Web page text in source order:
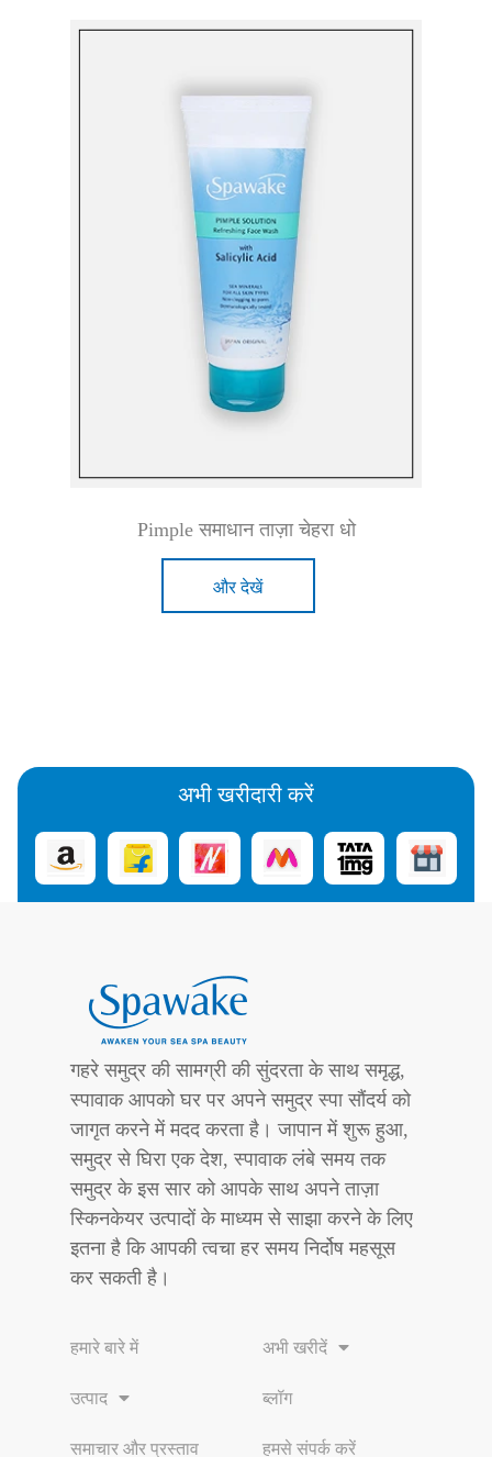
Pimple समाधान ताज़ा चेहरा धो
और देखें
अभी खरीदारी करें
गहरे समुद्र की सामग्री की सुंदरता के साथ समृद्ध,
स्पावाक आपको घर पर अपने समुद्र स्पा सौंदर्य को
जागृत करने में मदद करता है। जापान में शुरू हुआ,
समुद्र से घिरा एक देश, स्पावाक लंबे समय तक
समुद्र के इस सार को आपके साथ अपने ताज़ा
स्किनकेयर उत्पादों के माध्यम से साझा करने के लिए
इतना है कि आपकी त्वचा हर समय निर्दोष महसूस
कर सकती है।
हमारे बारे में
उत्पाद
समाचार और प्रस्ताव
अभी खरीदें
ब्लॉग
हमसे संपर्क करें